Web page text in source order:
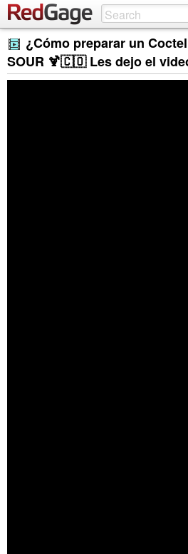
¿Cómo preparar un
SOUR 🍹🇨🇴 Les dejo el